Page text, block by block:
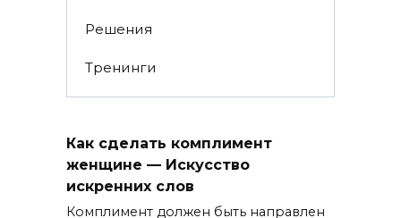
Решения
Тренинги
Как сделать комплимент
женщине — Искусство
искренних слов
Комплимент должен быть направлен